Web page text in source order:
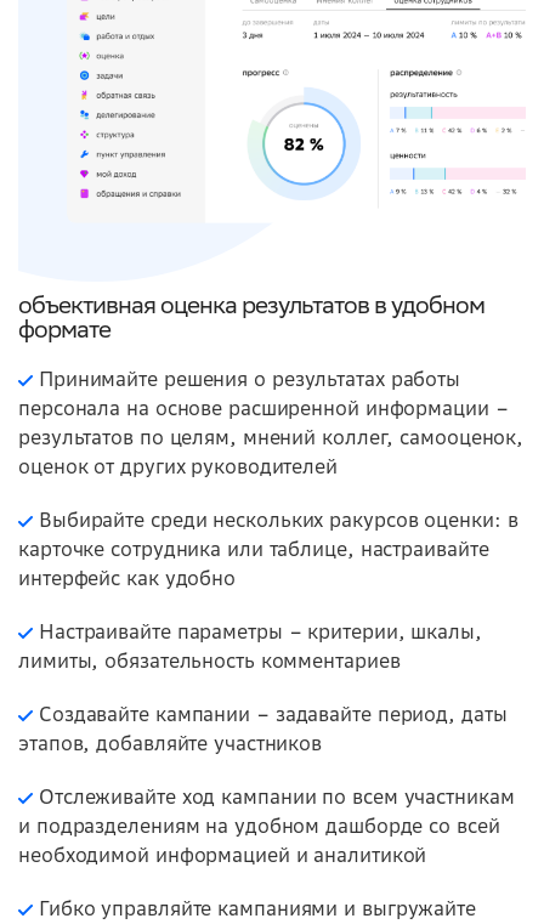
объективная оценка результатов в удобном
формате
Принимайте решения о результатах работы
персонала на основе расширенной информации –
результатов по целям, мнений коллег, самооценок,
оценок от других руководителей
Выбирайте среди нескольких ракурсов оценки: в
карточке сотрудника или таблице, настраивайте
интерфейс как удобно
Настраивайте параметры – критерии, шкалы,
лимиты, обязательность комментариев
Создавайте кампании – задавайте период, даты
этапов, добавляйте участников
Отслеживайте ход кампании по всем участникам
и подразделениям на удобном дашборде со всей
необходимой информацией и аналитикой
Гибко управляйте кампаниями и выгружайте